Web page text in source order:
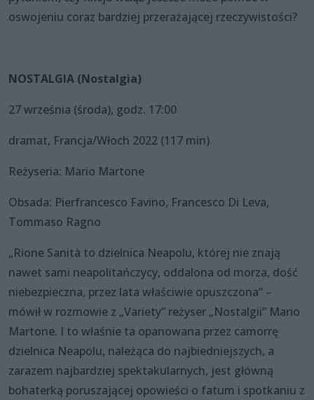
oswojeniu coraz bardziej przerażającej rzeczywistości?
NOSTALGIA (Nostalgia)
27 września (środa), godz. 17:00
dramat, Francja/Włoch 2022 (117 min)
Reżyseria: Mario Martone
Obsada: Pierfrancesco Favino, Francesco Di Leva,
Tommaso Ragno
„Rione Sanità to dzielnica Neapolu, której nie znają
nawet sami neapolitańczycy, oddalona od morza, dość
niebezpieczna, przez lata właściwie opuszczona” –
mówił w rozmowie z „Variety” reżyser „Nostalgii” Mario
Martone. I to właśnie ta opanowana przez camorrę
dzielnica Neapolu, należąca do najbiedniejszych, a
zarazem najbardziej spektakularnych, jest główną
bohaterką poruszającej opowieści o fatum i spotkaniu z